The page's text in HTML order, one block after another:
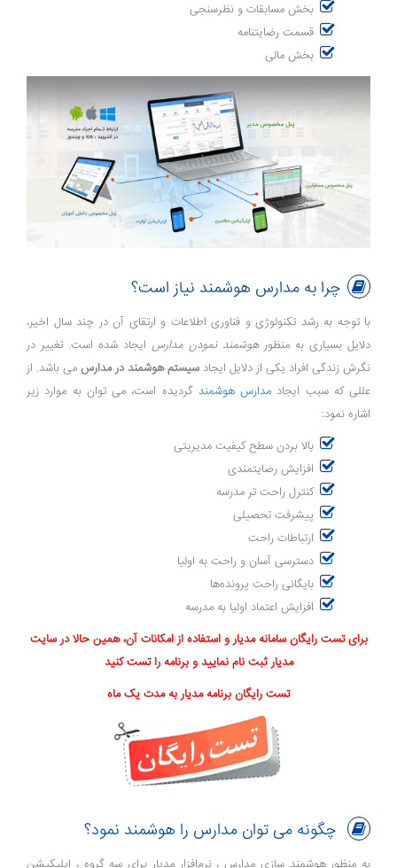
بخش مسابقات و نظرسنجی
قسمت رضایتنامه
بخش مالی
چرا به مدارس هوشمند نیاز است؟
با توجه به رشد تکنولوژی و فناوری اطلاعات و ارتقای آن در چند سال اخیر،
دلایل بسیاری به منظورهوشمند نمودن مدارسایجاد شده است. تغییر در
نگرش زندگی افراد یکی از دلایل ایجاد سیستم هوشمند در مدارس می باشد. از
عللی که سبب ایجاد مدارس هوشمند گردیده است، می توان به موارد زیر
اشاره نمود:
بالا بردن سطح کیفیت مدیریتی
افزایش رضایتمندی
کنترل راحت تر مدرسه
پیشرفت تحصیلی
ارتباطات راحت
دسترسی آسان و راحت به اولیا
بایگانی راحت پرونده‌ها
افزایش اعتماد اولیا به مدرسه
برای تست رایگان سامانه مدیار و استفاده از امکانات آن، همین حالا در سایت
مدیار ثبت نام نمایید و برنامه را تست کنید
تست رایگان برنامه مدیار به مدت یک ماه
چگونه می توان مدارس را هوشمند نمود؟
به منظور هوشمند سازی مدارس ، نرم‌افزار مدیار برای سه گروه ، اپلیکیشن